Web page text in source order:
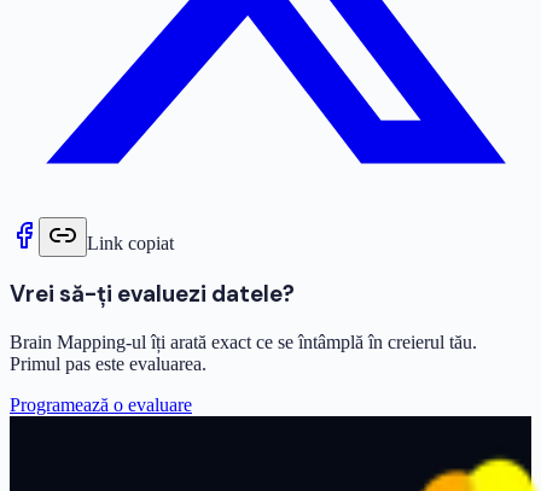
Link copiat
Vrei să-ți evaluezi datele?
Brain Mapping-ul îți arată exact ce se întâmplă în creierul tău.
Primul pas este evaluarea.
Programează o evaluare